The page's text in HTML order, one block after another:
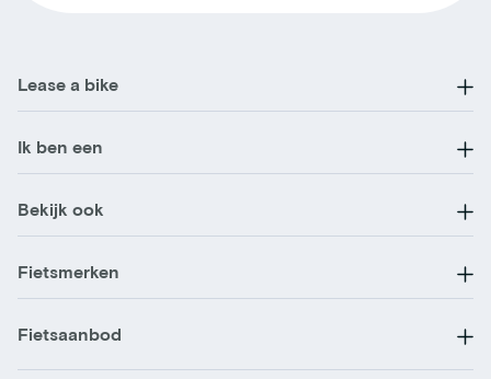
Lease a bike
Ik ben een
Bekijk ook
Fietsmerken
Fietsaanbod